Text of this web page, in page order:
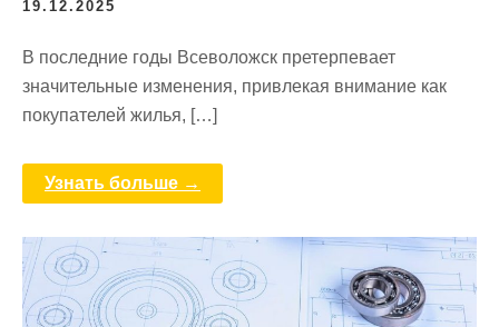
19.12.2025
В последние годы Всеволожск претерпевает
значительные изменения, привлекая внимание как
покупателей жилья, […]
Узнать больше →